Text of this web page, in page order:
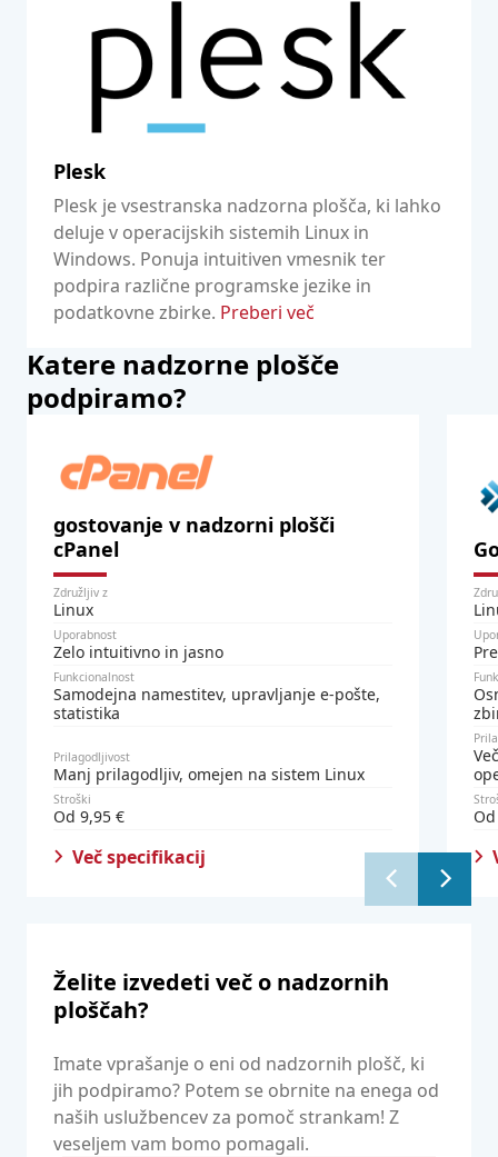
Plesk
Plesk je vsestranska nadzorna plošča, ki lahko
deluje v operacijskih sistemih Linux in
Windows. Ponuja intuitiven vmesnik ter
podpira različne programske jezike in
podatkovne zbirke. Preberi več
Katere nadzorne plošče
podpiramo?
gostovanje v nadzorni plošči
cPanel
Združljiv z
Linux
Uporabnost
Zelo intuitivno in jasno
Funkcionalnost
Samodejna namestitev, upravljanje e-pošte,
statistika
Prilagodljivost
Manj prilagodljiv, omejen na sistem Linux
Stroški
Od 9,95 €
Več specifikacij
Želite izvedeti več o nadzornih
ploščah?
Imate vprašanje o eni od nadzornih plošč, ki
jih podpiramo? Potem se obrnite na enega od
naših uslužbencev za pomoč strankam! Z
veseljem vam bomo pomagali.